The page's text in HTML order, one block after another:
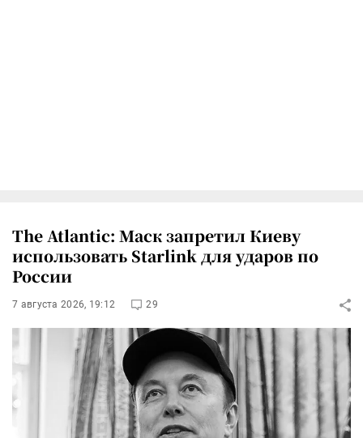
The Atlantic: Маск запретил Киеву
использовать Starlink для ударов по
России
7 августа 2026, 19:12 29